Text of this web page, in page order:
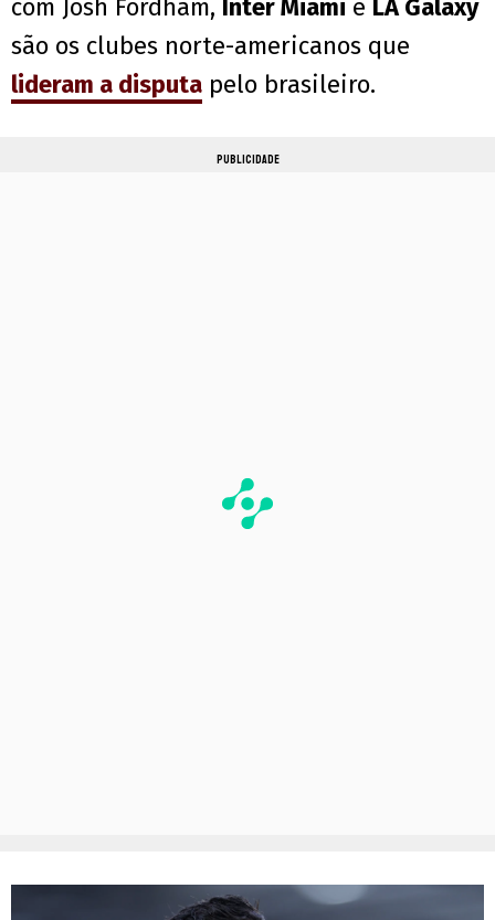
com Josh Fordham, Inter Miami e LA Galaxy
são os clubes norte-americanos que
lideram a disputa pelo brasileiro.
PUBLICIDADE